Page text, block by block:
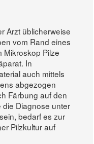
Arzt üblicherweise
vom Rand eines
Mikroskop Pilze
In
auch mittels
abgezogen
Färbung auf den
die Diagnose unter
bedarf es zur
Pilzkultur auf